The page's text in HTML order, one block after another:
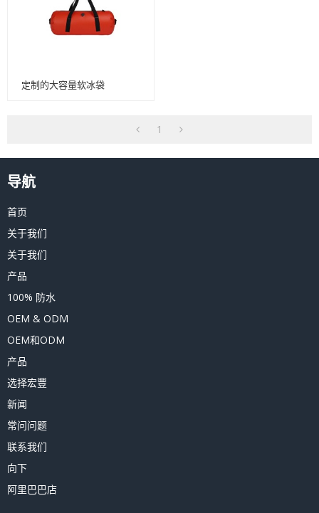
定制的大容量软冰袋
1
导航
首页
关于我们
关于我们
产品
100% 防水
OEM & ODM
OEM和ODM
产品
选择宏豐
新闻
常问问题
联系我们
向下
阿里巴巴店